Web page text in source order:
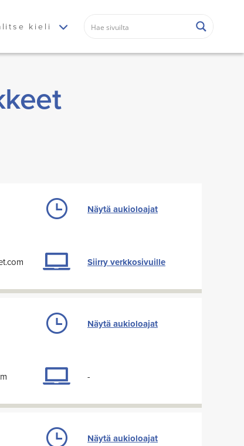
kieli
Näytä aukioloajat
Siirry verkkosivuille
Näytä aukioloajat
-
Näytä aukioloajat